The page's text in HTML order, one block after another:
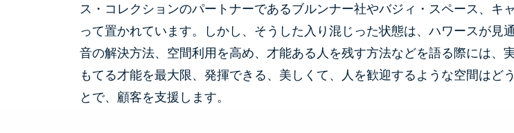
ス・コレクションのパートナーであるブルンナー社やバジィ・スペース、
って置かれています。しかし、そうした入り混じった状態は、ハワースが
音の解決方法、空間利用を高め、才能ある人を残す方法などを語る際には
もてる才能を最大限、発揮できる、美しくて、人を歓迎するような空間はど
とで、顧客を支援します。